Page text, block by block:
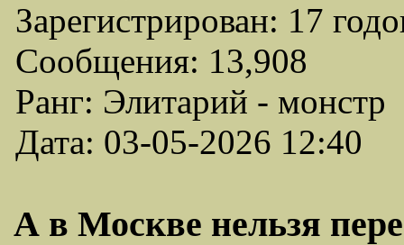
Зарегистрирован: 17
Сообщения: 13,908
Ранг: Элитарий - монстр
Дата: 03-05-2026 12:40
А в Москве нельзя